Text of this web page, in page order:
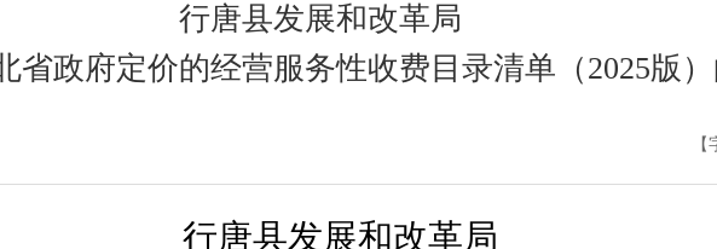
行唐县发展和改革局
省政府定价的经营服务性收费目录清单（2025版
【
行唐县发展和改革局